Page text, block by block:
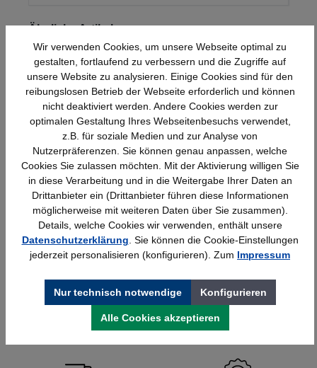
Produktgalerie überspringen
Ähnliche Artikel
Kerkmann Prospekt- u. Zeitschriften-
Schrank, 12xA4, 1 Schiebetür, lichtgrau,
970x420x1910mm, 90kg
1.095,99 €*
Wir verwenden Cookies, um unsere Webseite optimal zu
gestalten, fortlaufend zu verbessern und die Zugriffe auf
unsere Website zu analysieren. Einige Cookies sind für den
reibungslosen Betrieb der Webseite erforderlich und können
nicht deaktiviert werden. Andere Cookies werden zur
optimalen Gestaltung Ihres Webseitenbesuchs verwendet,
z.B. für soziale Medien und zur Analyse von
Nutzerpräferenzen. Sie können genau anpassen, welche
Cookies Sie zulassen möchten. Mit der Aktivierung willigen Sie
in diese Verarbeitung und in die Weitergabe Ihrer Daten an
Drittanbieter ein (Drittanbieter führen diese Informationen
möglicherweise mit weiteren Daten über Sie zusammen).
Details, welche Cookies wir verwenden, enthält unsere
Datenschutzerklärung . Sie können die Cookie-Einstellungen
jederzeit personalisieren (konfigurieren). Zum Impressum
Nur technisch notwendige Konfigurieren
Alle Cookies akzeptieren